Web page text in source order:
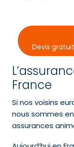
Devis
France
Si nos voisins
nous sommes
assurances